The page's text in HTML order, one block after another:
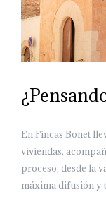
En Fincas Bonet
viviendas,
proceso, desde la
máxima difusión y